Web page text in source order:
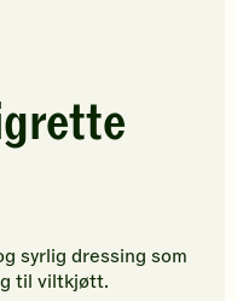
syrlig dressing som
til viltkjøtt.